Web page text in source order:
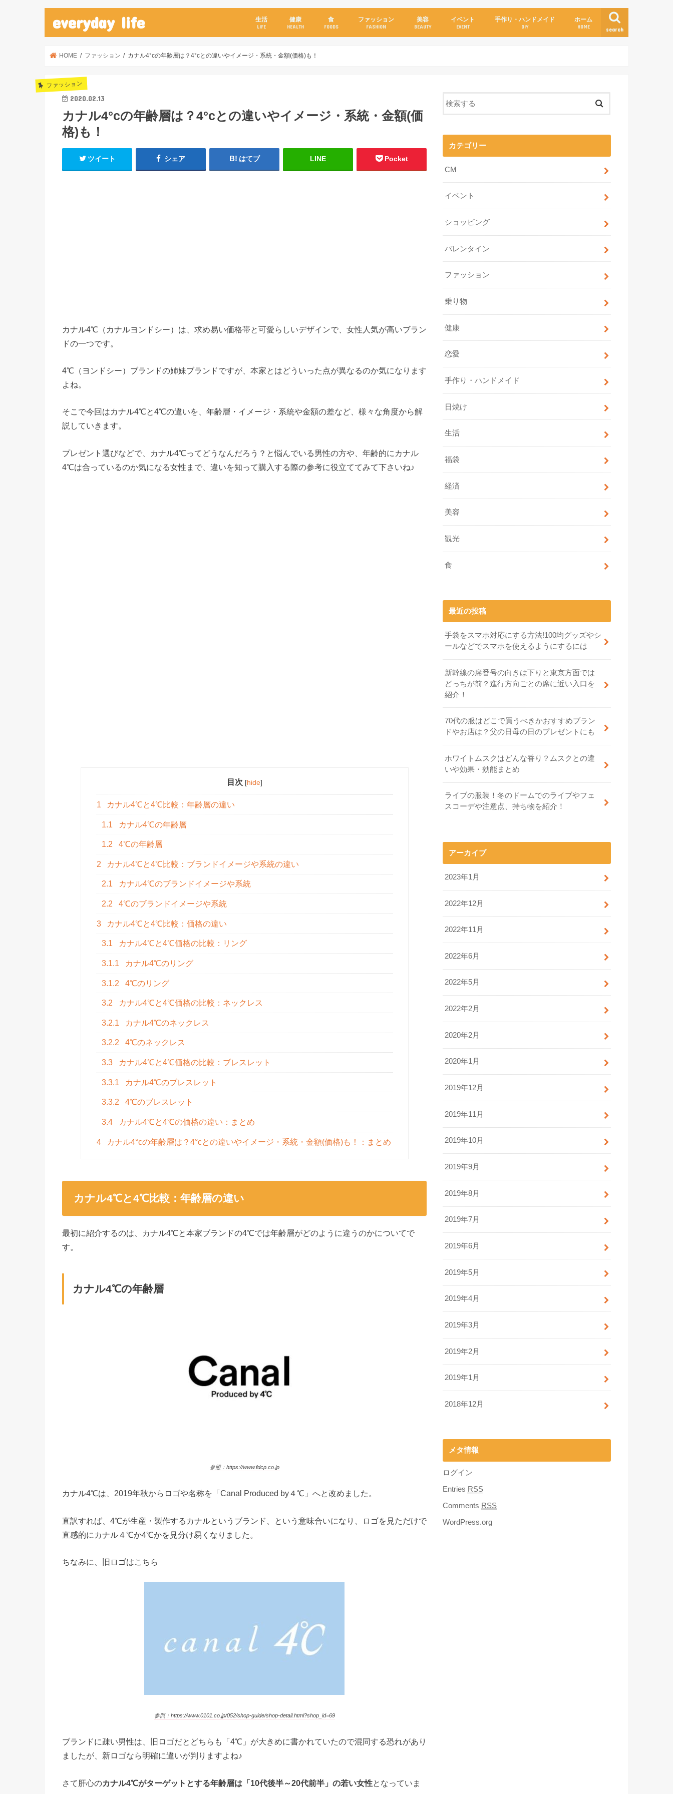
everyday life search
生活
LIFE
健康
HEALTH
食
FOODS
ファッション
FASHION
美容
BEAUTY
イベント
EVENT
手作り・ハンドメイド
DIY
ホーム
HOME
HOME ファッション カナル4°cの年齢層は？4°cとの違いやイメージ・系統・金額(価格)も！
ファッション
2020.02.13
カナル4°cの年齢層は？4°cとの違いやイメージ・系統・金額(価
格)も！
ツイート シェア はてブ LINE Pocket
カナル4℃（カナルヨンドシー）は、求め易い価格帯と可愛らしいデザインで、女性人気が高いブラン
ドの一つです。
4℃（ヨンドシー）ブランドの姉妹ブランドですが、本家とはどういった点が異なるのか気になります
よね。
そこで今回はカナル4℃と4℃の違いを、年齢層・イメージ・系統や金額の差など、様々な角度から解
説していきます。
プレゼント選びなどで、カナル4℃ってどうなんだろう？と悩んでいる男性の方や、年齢的にカナル
4℃は合っているのか気になる女性まで、違いを知って購入する際の参考に役立ててみて下さいね♪
目次 [hide]
1 カナル4℃と4℃比較：年齢層の違い
1.1 カナル4℃の年齢層
1.2 4℃の年齢層
2 カナル4℃と4℃比較：ブランドイメージや系統の違い
2.1 カナル4℃のブランドイメージや系統
2.2 4℃のブランドイメージや系統
3 カナル4℃と4℃比較：価格の違い
3.1 カナル4℃と4℃価格の比較：リング
3.1.1 カナル4℃のリング
3.1.2 4℃のリング
3.2 カナル4℃と4℃価格の比較：ネックレス
3.2.1 カナル4℃のネックレス
3.2.2 4℃のネックレス
3.3 カナル4℃と4℃価格の比較：ブレスレット
3.3.1 カナル4℃のブレスレット
3.3.2 4℃のブレスレット
3.4 カナル4℃と4℃の価格の違い：まとめ
4 カナル4°cの年齢層は？4°cとの違いやイメージ・系統・金額(価格)も！：まとめ
カナル4℃と4℃比較：年齢層の違い
最初に紹介するのは、カナル4℃と本家ブランドの4℃では年齢層がどのように違うのかについてで
す。
カナル4℃の年齢層
参照：https://www.fdcp.co.jp
カナル4℃は、2019年秋からロゴや名称を「Canal Produced by４℃」へと改めました。
直訳すれば、4℃が生産・製作するカナルというブランド、という意味合いになり、ロゴを見ただけで
直感的にカナル４℃か4℃かを見分け易くなりました。
ちなみに、旧ロゴはこちら
参照：https://www.0101.co.jp/052/shop-guide/shop-detail.html?shop_id=69
ブランドに疎い男性は、旧ロゴだとどちらも「4℃」が大きめに書かれていたので混同する恐れがあり
ましたが、新ロゴなら明確に違いが判りますよね♪
さて肝心のカナル4℃がターゲットとする年齢層は「10代後半～20代前半」の若い女性となっていま
カテゴリー
CM
イベント
ショッピング
バレンタイン
ファッション
乗り物
健康
恋愛
手作り・ハンドメイド
日焼け
生活
福袋
経済
美容
観光
食
最近の投稿
手袋をスマホ対応にする方法!100均グッズやシ
ールなどでスマホを使えるようにするには
新幹線の席番号の向きは下りと東京方面では
どっちが前？進行方向ごとの席に近い入口を
紹介！
70代の服はどこで買うべきかおすすめブラン
ドやお店は？父の日母の日のプレゼントにも
ホワイトムスクはどんな香り？ムスクとの違
いや効果・効能まとめ
ライブの服装！冬のドームでのライブやフェ
スコーデや注意点、持ち物を紹介！
アーカイブ
2023年1月
2022年12月
2022年11月
2022年6月
2022年5月
2022年2月
2020年2月
2020年1月
2019年12月
2019年11月
2019年10月
2019年9月
2019年8月
2019年7月
2019年6月
2019年5月
2019年4月
2019年3月
2019年2月
2019年1月
2018年12月
メタ情報
ログイン
Entries RSS
Comments RSS
WordPress.org